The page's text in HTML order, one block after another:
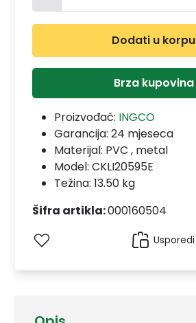
Dodati u korpu
Brza kupovina
Proizvođač: INGCO
Garancija: 24 mjeseca
Materijal: PVC , metal
Model: CKLI20595E
Težina: 13.50 kg
Šifra artikla:000160504
Usporedi